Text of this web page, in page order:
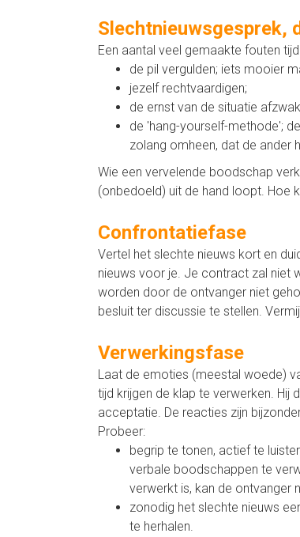
Slechtnieuwsgesprek,
Een aantal veel gemaakte fouten
de pil vergulden; iets mooier
jezelf rechtvaardigen;
de ernst van de situatie
de 'hang-yourself-methode';
zolang omheen, dat de ander
Wie een vervelende boodschap
(onbedoeld) uit de hand loopt. Hoe
Confrontatiefase
Vertel het slechte nieuws kort en
nieuws voor je. Je contract zal niet
worden door de ontvanger niet
besluit ter discussie te stellen.
Verwerkingsfase
Laat de emoties (meestal woede)
tijd krijgen de klap te verwerken. Hij
acceptatie. De reacties zijn
Probeer:
begrip te tonen, actief te
verbale boodschappen te
verwerkt is, kan de ontvanger
zonodig het slechte nieuws
te herhalen.